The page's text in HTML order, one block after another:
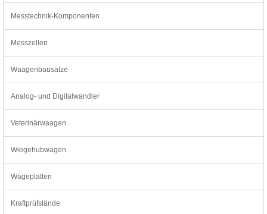
Messtechnik-Komponenten
Messzellen
Waagenbausätze
Analog- und Digitalwandler
Veterinärwaagen
Wiegehubwagen
Wägeplatten
Kraftprüfstände